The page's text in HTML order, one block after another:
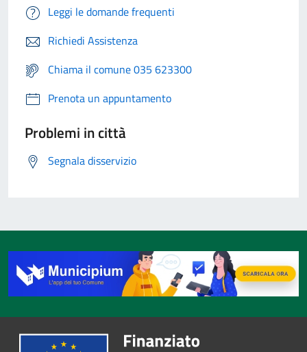
Leggi le domande frequenti
Richiedi Assistenza
Chiama il comune 035 623300
Prenota un appuntamento
Problemi in città
Segnala disservizio